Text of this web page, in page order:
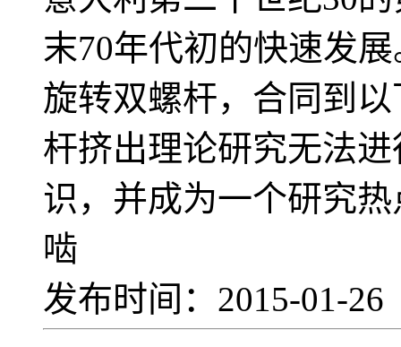
末70年代初的快速发
旋转双螺杆，合同到
杆挤出理论研究无法
识，并成为一个研究
啮
发布时间：2015-01-